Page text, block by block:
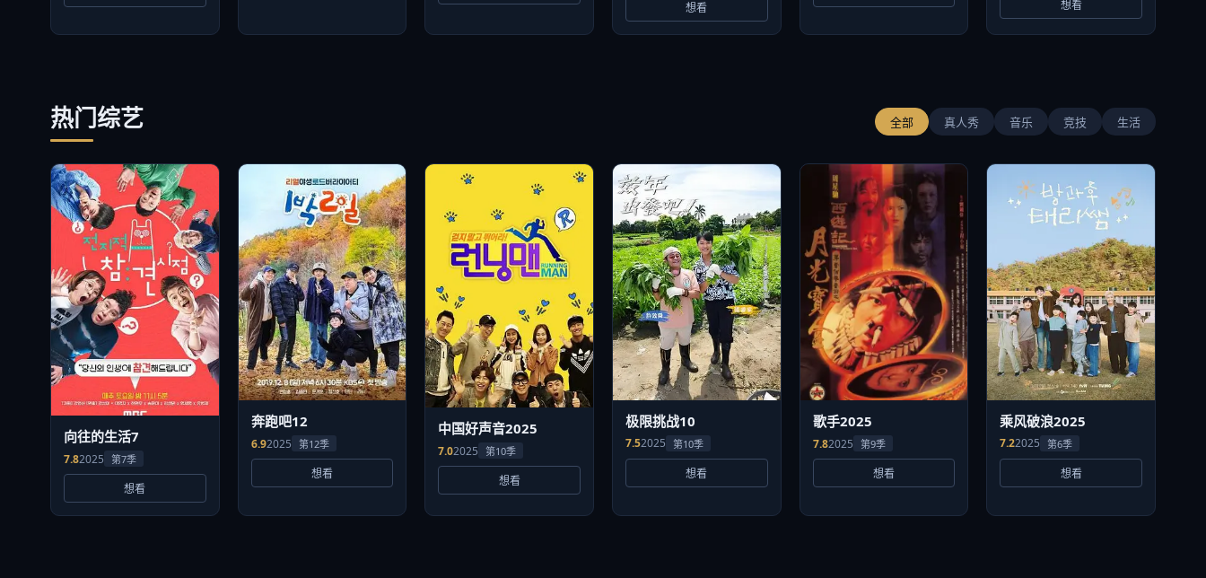
想看 想看
热门综艺 全部 真人秀 音乐 竞技 生活
向往的生活7
7.82025 第7季
想看
奔跑吧12
6.92025 第12季
想看
中国好声音2025
7.02025 第10季
想看
极限挑战10
7.52025 第10季
想看
歌手2025
7.82025 第9季
想看
乘风破浪2025
7.22025 第6季
想看